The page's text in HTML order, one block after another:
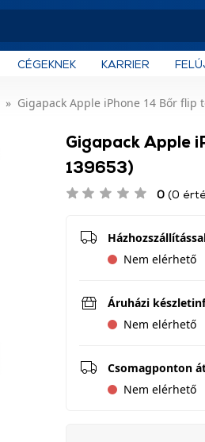
CÉGEKNEK KARRIER
Gigapack Apple iPhone 14 Bőr flip
Gigapack Apple
139653)
0 (0
Nem elérhető
Áruházi
Nem elérhető
Csomagponton
Nem elérhető